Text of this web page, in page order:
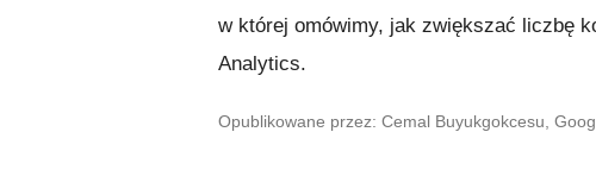
w której omówimy, jak zwiększać liczbę
Analytics.
Opublikowane przez: Cemal Buyukgokcesu,